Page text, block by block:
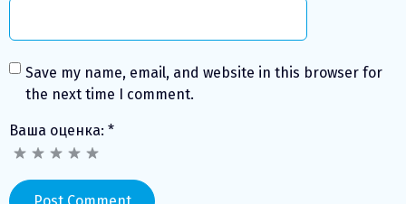
Save my name, email, and website in this browser for
the next time I comment.
Ваша оценка: *